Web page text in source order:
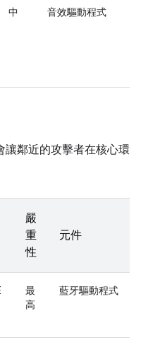
中 音效驅動程式
讓鄰近的攻擊者在核心環
嚴
重
性
元件
最
高
藍牙驅動程式